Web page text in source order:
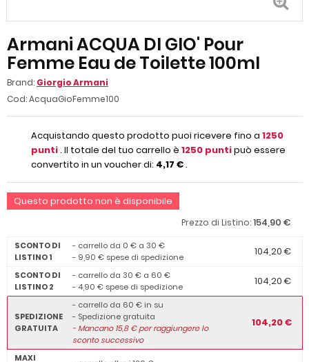
Armani ACQUA DI GIO' Pour
Femme Eau de Toilette 100ml
Brand: Giorgio Armani
Cod:AcquaGioFemme100
Acquistando questo prodotto puoi ricevere fino a 1250
punti. Il totale del tuo carrello è 1250 puntipuò essere
convertito in un voucher di: 4,17 €.
Questo prodotto non è disponibile
Prezzo di Listino:154,90 €
SCONTO DI
LISTINO 1
- carrello da 0 € a 30 €
- 9,90 € spese di spedizione
104,20 €
SCONTO DI
LISTINO 2
- carrello da 30 € a 60 €
- 4,90 € spese di spedizione
104,20 €
SPEDIZIONE
GRATUITA
- carrello da 60 € in su
- Spedizione gratuita
-Mancano15,8€ per raggiungere lo
sconto successivo
104,20 €
MAXI